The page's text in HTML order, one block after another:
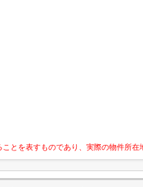
とを表すものであり、実際の物件所在